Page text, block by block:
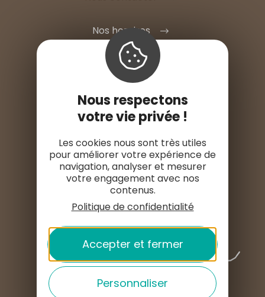
Nos horaires
S'INSTALLER ICI
ESPACE PRO
ESPACE PRESSE
Nous respectons
votre vie privée !
Les cookies nous sont très utiles
pour améliorer votre expérience de
navigation, analyser et mesurer
votre engagement avec nos
contenus.
Politique de confidentialité
Accepter et fermer
Personnaliser